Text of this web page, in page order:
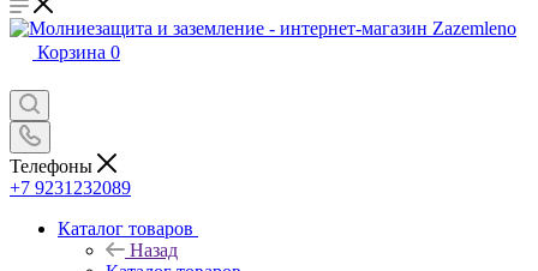
Корзина 0
Телефоны
+7 9231232089
Каталог товаров
Назад